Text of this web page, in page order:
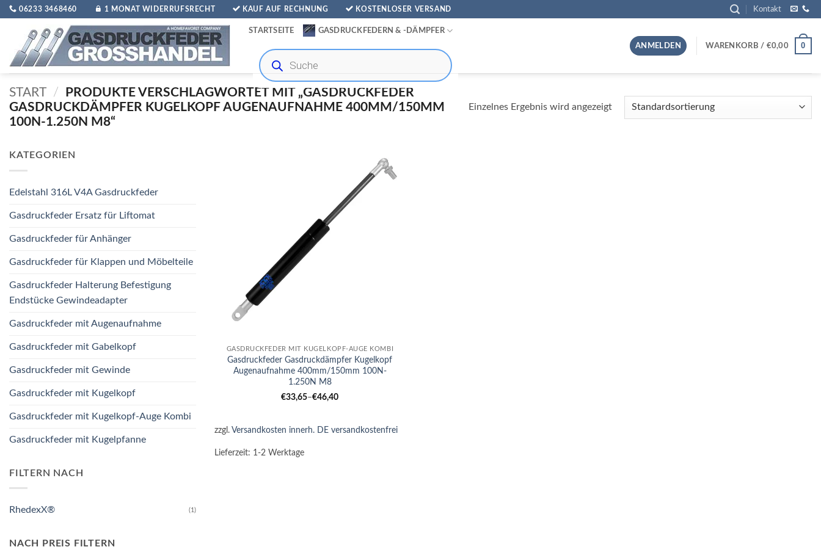
Zum
springen
06233 3468460 1 MONAT WIDERRUFSRECHT KAUF AUF RECHNUNG KOSTENLOSER VERSAND Kontakt
STARTSEITE GASDRUCKFEDERN & -DÄMPFER
Products
search
ANMELDEN WARENKORB / €0,00 0
START /
PRODUKTE VERSCHLAGWORTET MIT „GASDRUCKFEDER
GASDRUCKDÄMPFER KUGELKOPF AUGENAUFNAHME 400MM/150MM
100N-1.250N M8“
Einzelnes Ergebnis wird angezeigt
KATEGORIEN
Edelstahl 316L V4A Gasdruckfeder
Gasdruckfeder Ersatz für Liftomat
Gasdruckfeder für Anhänger
Gasdruckfeder für Klappen und Möbelteile
Gasdruckfeder Halterung Befestigung
Endstücke Gewindeadapter
Gasdruckfeder mit Augenaufnahme
Gasdruckfeder mit Gabelkopf
Gasdruckfeder mit Gewinde
Gasdruckfeder mit Kugelkopf
Gasdruckfeder mit Kugelkopf-Auge Kombi
Gasdruckfeder mit Kugelpfanne
FILTERN NACH
RhedexX® (1)
NACH PREIS FILTERN
GASDRUCKFEDER MIT KUGELKOPF-AUGE KOMBI
Gasdruckfeder Gasdruckdämpfer Kugelkopf
Augenaufnahme 400mm/150mm 100N-
1.250N M8
€33,65–€46,40
zzgl. Versandkosten innerh. DE versandkostenfrei
Lieferzeit: 1-2 Werktage